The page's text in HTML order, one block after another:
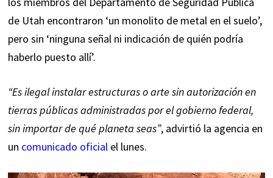
de Utah encontraron ‘un monolito de metal en el suelo’,
pero sin ‘ninguna señal ni indicación de quién podría
haberlo puesto allí’.
“Es ilegal instalar estructuras o arte sin autorización en
tierras públicas administradas por el gobierno federal,
sin importar de qué planeta seas”, advirtió la agencia en
un comunicado oficialel lunes.